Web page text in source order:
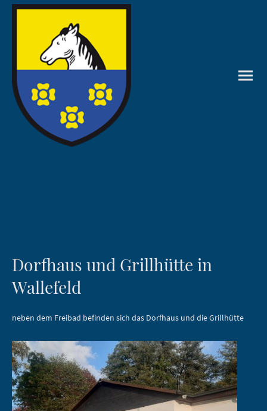
Dorfhaus und Grillhütte in
Wallefeld
neben dem Freibad befinden sich das Dorfhaus und die Grillhütte